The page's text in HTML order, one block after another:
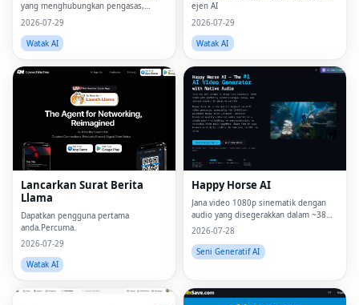
yang menghubungkan pengasas,
program dan modal.
2026-07-29
Watak AI
ejen AI
2026-07-29
Watak AI
Lancarkan Surat Berita
Llama
Dapatkan pengguna pertama
anda.Percuma.
2026-07-29
Watak AI
Happy Horse AI
Jana video 1080p sinematik dengan
audio yang disegerakkan dalam ~38
saat.
2026-07-28
Seni Generatif AI